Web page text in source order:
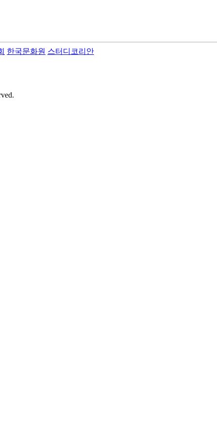
한국문화원 스터디코리안